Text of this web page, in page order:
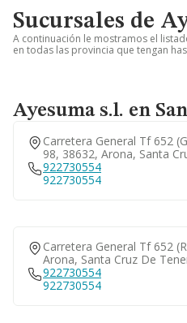
Sucursales de
A continuación le mostramos el
en todas las provincia que tengan
Ayesuma s.l. en
Carretera General Tf 652
98, 38632, Arona, Santa
922730554
922730554
Carretera General Tf 652
Arona, Santa Cruz De
922730554
922730554